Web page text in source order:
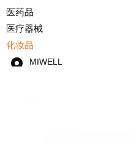
医药品
医疗器械
化妆品
MIWELL